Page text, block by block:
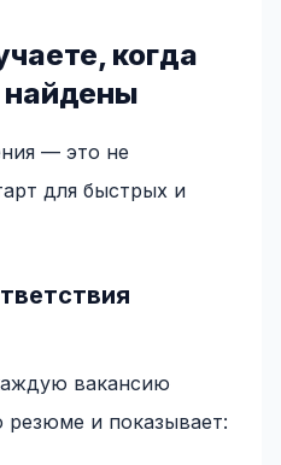
когда
найдены
— это не
для быстрых и
вакансию
резюме и показывает: